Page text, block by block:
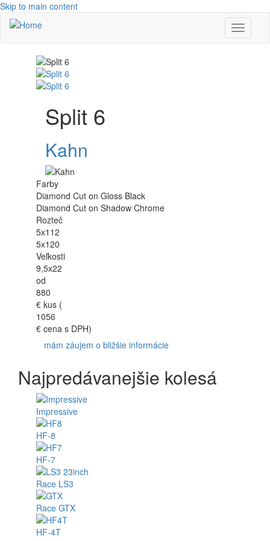
Skip to main content
Toggle
Split 6
Kahn
Farby
Diamond Cut on Gloss Black
Diamond Cut on Shadow Chrome
Rozteč
5x112
5x120
Veľkosti
9,5x22
od
880
€ kus (
1056
€ cena s DPH)
mám záujem o bližšie informácie
Najpredávanejšie kolesá
Impressive
HF-8
HF-7
Race LS3
Race GTX
HF-4T